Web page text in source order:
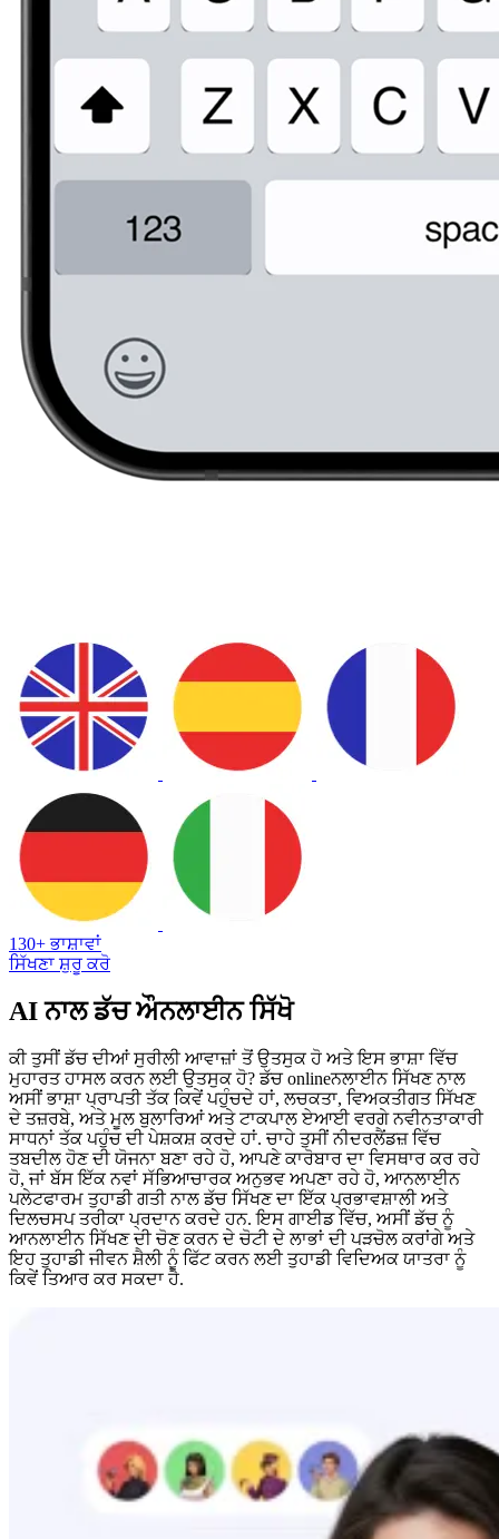
130+ ਭਾਸ਼ਾਵਾਂ
ਸਿੱਖਣਾ ਸ਼ੁਰੂ ਕਰੋ
AI ਨਾਲ ਡੱਚ ਔਨਲਾਈਨ ਸਿੱਖੋ
ਕੀ ਤੁਸੀਂ ਡੱਚ ਦੀਆਂ ਸੁਰੀਲੀ ਆਵਾਜ਼ਾਂ ਤੋਂ ਉਤਸੁਕ ਹੋ ਅਤੇ ਇਸ ਭਾਸ਼ਾ ਵਿੱਚ
ਮੁਹਾਰਤ ਹਾਸਲ ਕਰਨ ਲਈ ਉਤਸੁਕ ਹੋ? ਡੱਚ onlineਨਲਾਈਨ ਸਿੱਖਣ ਨਾਲ
ਅਸੀਂ ਭਾਸ਼ਾ ਪ੍ਰਾਪਤੀ ਤੱਕ ਕਿਵੇਂ ਪਹੁੰਚਦੇ ਹਾਂ, ਲਚਕਤਾ, ਵਿਅਕਤੀਗਤ ਸਿੱਖਣ
ਦੇ ਤਜ਼ਰਬੇ, ਅਤੇ ਮੂਲ ਬੁਲਾਰਿਆਂ ਅਤੇ ਟਾਕਪਾਲ ਏਆਈ ਵਰਗੇ ਨਵੀਨਤਾਕਾਰੀ
ਸਾਧਨਾਂ ਤੱਕ ਪਹੁੰਚ ਦੀ ਪੇਸ਼ਕਸ਼ ਕਰਦੇ ਹਾਂ. ਚਾਹੇ ਤੁਸੀਂ ਨੀਦਰਲੈਂਡਜ਼ ਵਿੱਚ
ਤਬਦੀਲ ਹੋਣ ਦੀ ਯੋਜਨਾ ਬਣਾ ਰਹੇ ਹੋ, ਆਪਣੇ ਕਾਰੋਬਾਰ ਦਾ ਵਿਸਥਾਰ ਕਰ ਰਹੇ
ਹੋ, ਜਾਂ ਬੱਸ ਇੱਕ ਨਵਾਂ ਸੱਭਿਆਚਾਰਕ ਅਨੁਭਵ ਅਪਣਾ ਰਹੇ ਹੋ, ਆਨਲਾਈਨ
ਪਲੇਟਫਾਰਮ ਤੁਹਾਡੀ ਗਤੀ ਨਾਲ ਡੱਚ ਸਿੱਖਣ ਦਾ ਇੱਕ ਪ੍ਰਭਾਵਸ਼ਾਲੀ ਅਤੇ
ਦਿਲਚਸਪ ਤਰੀਕਾ ਪ੍ਰਦਾਨ ਕਰਦੇ ਹਨ. ਇਸ ਗਾਈਡ ਵਿੱਚ, ਅਸੀਂ ਡੱਚ ਨੂੰ
ਆਨਲਾਈਨ ਸਿੱਖਣ ਦੀ ਚੋਣ ਕਰਨ ਦੇ ਚੋਟੀ ਦੇ ਲਾਭਾਂ ਦੀ ਪੜਚੋਲ ਕਰਾਂਗੇ ਅਤੇ
ਇਹ ਤੁਹਾਡੀ ਜੀਵਨ ਸ਼ੈਲੀ ਨੂੰ ਫਿੱਟ ਕਰਨ ਲਈ ਤੁਹਾਡੀ ਵਿਦਿਅਕ ਯਾਤਰਾ ਨੂੰ
ਕਿਵੇਂ ਤਿਆਰ ਕਰ ਸਕਦਾ ਹੈ.